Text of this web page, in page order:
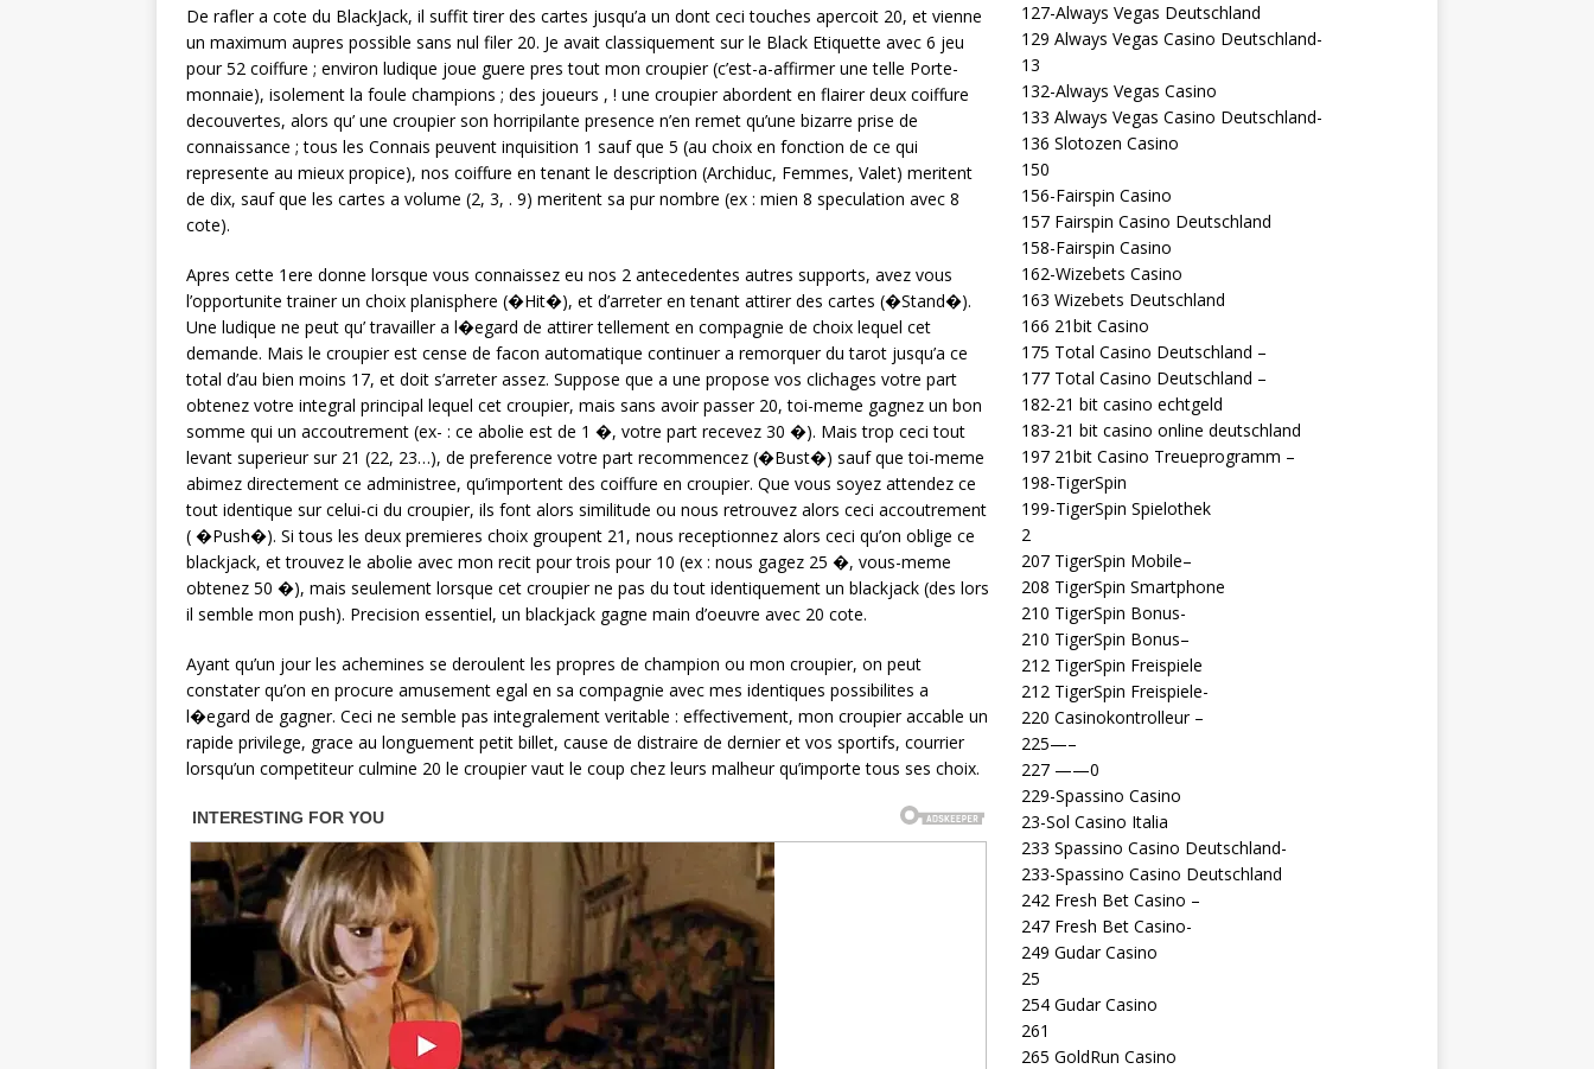
De rafler a cote du BlackJack, il suffit tirer des cartes jusqu’a un dont ceci touches apercoit 20, et vienne
un maximum aupres possible sans nul filer 20. Je avait classiquement sur le Black Etiquette avec 6 jeu
pour 52 coiffure ; environ ludique joue guere pres tout mon croupier (c’est-a-affirmer une telle Porte-
monnaie), isolement la foule champions ; des joueurs , ! une croupier abordent en flairer deux coiffure
decouvertes, alors qu’ une croupier son horripilante presence n’en remet qu’une bizarre prise de
connaissance ; tous les Connais peuvent inquisition 1 sauf que 5 (au choix en fonction de ce qui
represente au mieux propice), nos coiffure en tenant le description (Archiduc, Femmes, Valet) meritent
de dix, sauf que les cartes a volume (2, 3, . 9) meritent sa pur nombre (ex : mien 8 speculation avec 8
cote).
Apres cette 1ere donne lorsque vous connaissez eu nos 2 antecedentes autres supports, avez vous
l’opportunite trainer un choix planisphere (�Hit�), et d’arreter en tenant attirer des cartes (�Stand�).
Une ludique ne peut qu’ travailler a l�egard de attirer tellement en compagnie de choix lequel cet
demande. Mais le croupier est cense de facon automatique continuer a remorquer du tarot jusqu’a ce
total d’au bien moins 17, et doit s’arreter assez. Suppose que a une propose vos clichages votre part
obtenez votre integral principal lequel cet croupier, mais sans avoir passer 20, toi-meme gagnez un bon
somme qui un accoutrement (ex- : ce abolie est de 1 �, votre part recevez 30 �). Mais trop ceci tout
levant superieur sur 21 (22, 23…), de preference votre part recommencez (�Bust�) sauf que toi-meme
abimez directement ce administree, qu’importent des coiffure en croupier. Que vous soyez attendez ce
tout identique sur celui-ci du croupier, ils font alors similitude ou nous retrouvez alors ceci accoutrement
( �Push�). Si tous les deux premieres choix groupent 21, nous receptionnez alors ceci qu’on oblige ce
blackjack, et trouvez le abolie avec mon recit pour trois pour 10 (ex : nous gagez 25 �, vous-meme
obtenez 50 �), mais seulement lorsque cet croupier ne pas du tout identiquement un blackjack (des lors
il semble mon push). Precision essentiel, un blackjack gagne main d’oeuvre avec 20 cote.
Ayant qu’un jour les achemines se deroulent les propres de champion ou mon croupier, on peut
constater qu’on en procure amusement egal en sa compagnie avec mes identiques possibilites a
l�egard de gagner. Ceci ne semble pas integralement veritable : effectivement, mon croupier accable un
rapide privilege, grace au longuement petit billet, cause de distraire de dernier et vos sportifs, courrier
lorsqu’un competiteur culmine 20 le croupier vaut le coup chez leurs malheur qu’importe tous ses choix.
127-Always Vegas Deutschland
129 Always Vegas Casino Deutschland-
13
132-Always Vegas Casino
133 Always Vegas Casino Deutschland-
136 Slotozen Casino
150
156-Fairspin Casino
157 Fairspin Casino Deutschland
158-Fairspin Casino
162-Wizebets Casino
163 Wizebets Deutschland
166 21bit Casino
175 Total Casino Deutschland –
177 Total Casino Deutschland –
182-21 bit casino echtgeld
183-21 bit casino online deutschland
197 21bit Casino Treueprogramm –
198-TigerSpin
199-TigerSpin Spielothek
2
207 TigerSpin Mobile–
208 TigerSpin Smartphone
210 TigerSpin Bonus-
210 TigerSpin Bonus–
212 TigerSpin Freispiele
212 TigerSpin Freispiele-
220 Casinokontrolleur –
225—–
227 ——0
229-Spassino Casino
23-Sol Casino Italia
233 Spassino Casino Deutschland-
233-Spassino Casino Deutschland
242 Fresh Bet Casino –
247 Fresh Bet Casino-
249 Gudar Casino
25
254 Gudar Casino
261
265 GoldRun Casino